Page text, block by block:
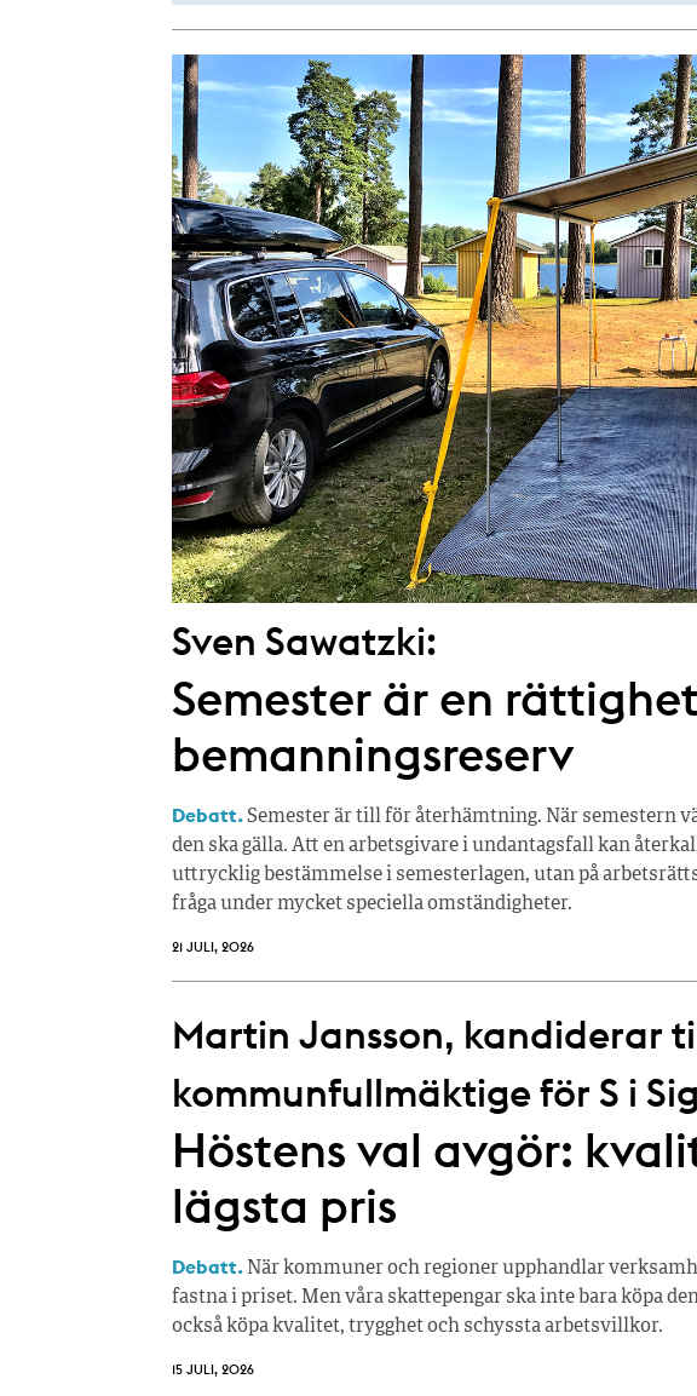
Sven Sawatzki:
Semester är en
bemanningsreserv
Debatt.Semester är till för återhämtning. När semestern
den ska gälla. Att en arbetsgivare i undantagsfall kan
uttrycklig bestämmelse i semesterlagen, utan på
fråga under mycket speciella omständigheter.
21 JULI, 2026
Martin Jansson, kandiderar
kommunfullmäktige för S i
Höstens val avgör:
lägsta pris
Debatt. När kommuner och regioner upphandlar
fastna i priset. Men våra skattepengar ska inte bara köpa
också köpa kvalitet, trygghet och schyssta arbetsvillkor.
15 JULI, 2026